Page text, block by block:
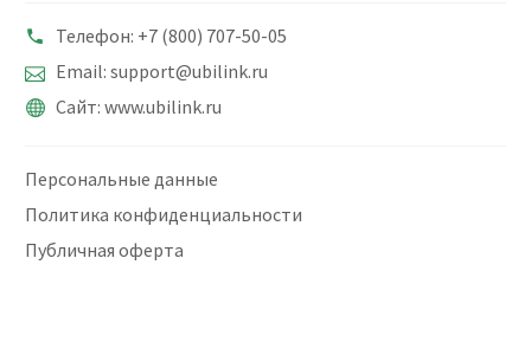
Телефон: +7 (800) 707-50-05
Email: support@ubilink.ru
Сайт: www.ubilink.ru
Персональные данные
Политика конфиденциальности
Публичная оферта